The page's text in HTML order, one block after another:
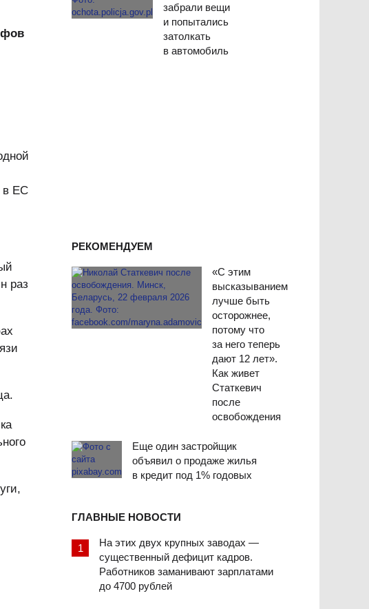
забрали вещи
и попытались
затолкать
в автомобиль
РЕКОМЕНДУЕМ
«С этим
высказыванием
лучше быть
осторожнее,
потому что
за него теперь
дают 12 лет».
Как живет
Статкевич
после
освобождения
Еще один застройщик
объявил о продаже жилья
в кредит под 1% годовых
ГЛАВНЫЕ НОВОСТИ
На этих двух крупных заводах —
существенный дефицит кадров.
Работников заманивают зарплатами
до 4700 рублей
в ЕС
раз